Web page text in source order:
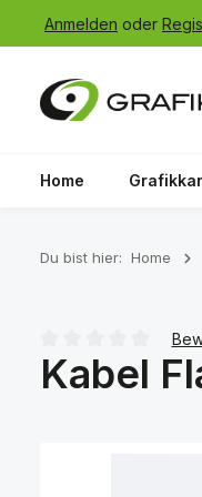
Hauptinhalt springen
Zur Suche springen
Zur Hauptnavigation
Anmelden oder
Home
Du bist hier: Home
Durchschnittliche
Kabel